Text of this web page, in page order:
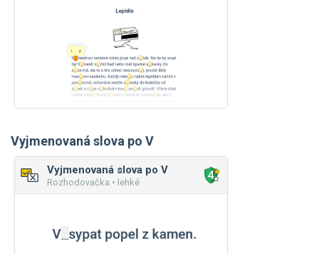
Vyjmenovaná slova po V
Vyjmenovaná slova po V
Rozhodovačka • lehké